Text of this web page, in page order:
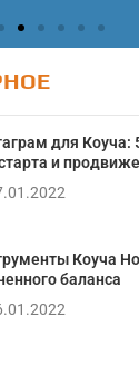
шкалы
Роттера
для Коуча:
и
Коуча
баланса